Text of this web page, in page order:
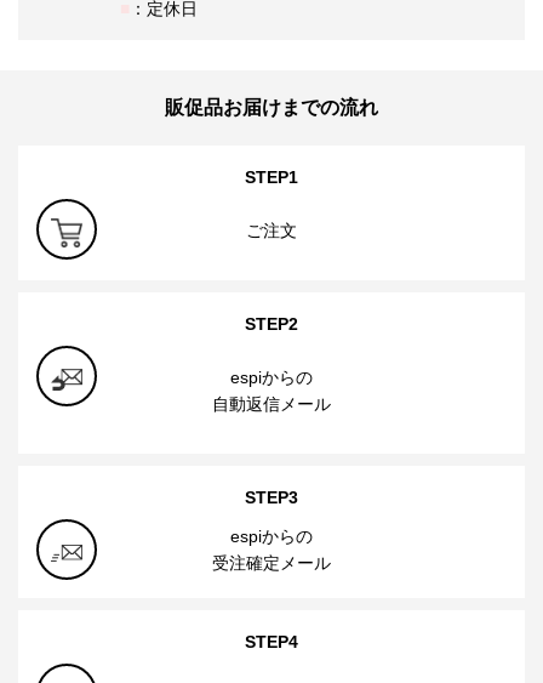
：定休日
販促品お届けまでの流れ
STEP1
ご注文
STEP2
espiからの
自動返信メール
STEP3
espiからの
受注確定メール
STEP4